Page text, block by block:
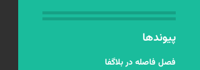
پیوندها
فصل فاصله در بلاگفا